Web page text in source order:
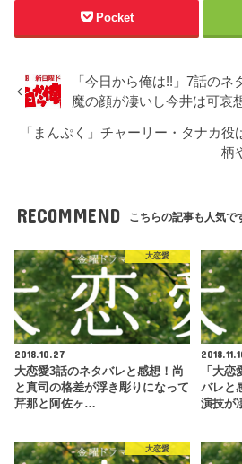
Pocket
「今日から俺は!!」7話の
魔の顔が凄いし今井は可哀
「まんぷく」チャーリー・タナカ役
柄
RECOMMEND こちらの記事も人気で
大恋愛
2018.10.27
大恋愛3話のネタバレと感想！尚
と真司の格差が浮き彫りになって
芹那と阿佐ヶ…
「大
バレと
演技が
大恋愛